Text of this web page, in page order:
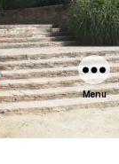
Menu